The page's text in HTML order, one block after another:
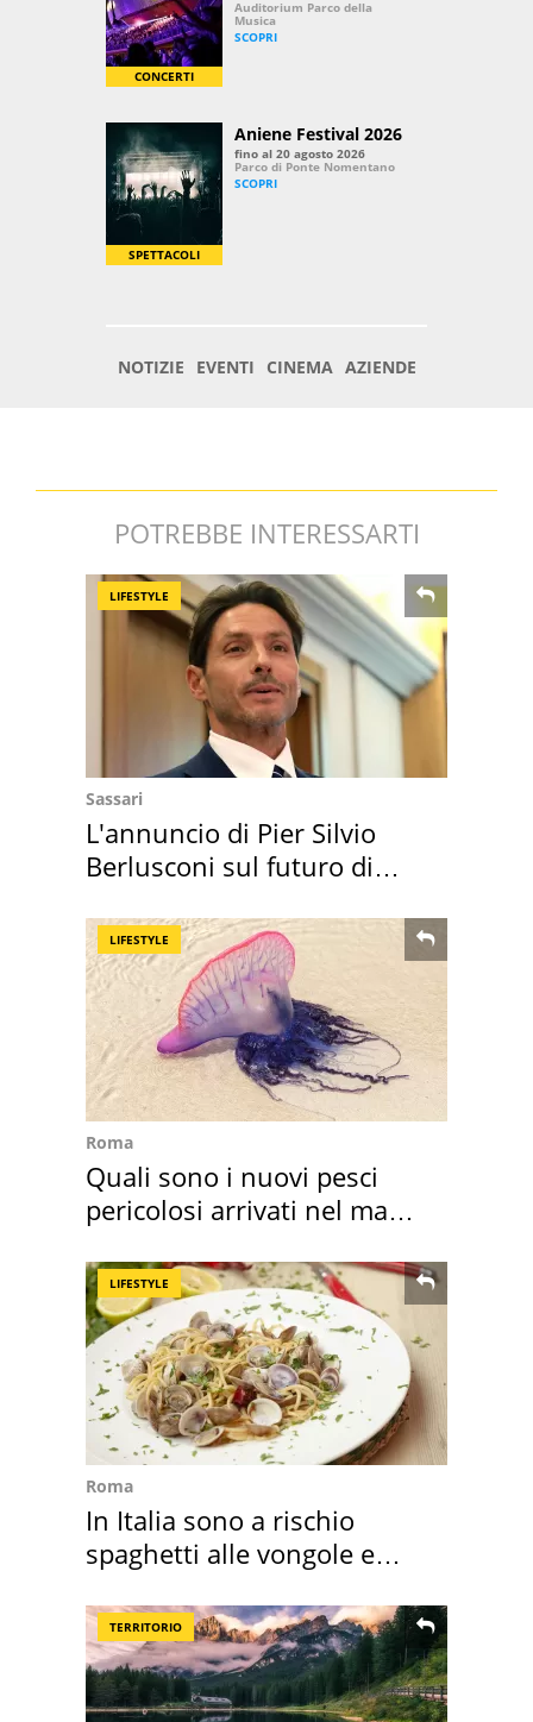
POTREBBE INTERESSARTI
LIFESTYLE
Sassari
L'annuncio di Pier Silvio
Berlusconi sul futuro di
LIFESTYLE
Roma
Quali sono i nuovi pesci
pericolosi arrivati nel mar
LIFESTYLE
Roma
In Italia sono a rischio
spaghetti alle vongole e
TERRITORIO